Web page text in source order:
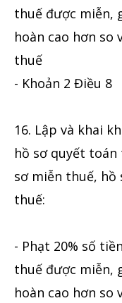
thuế được miễn,
hoàn cao hơn so
thuế
- Khoản 2 Điều 8
16. Lập và khai
hồ sơ quyết
sơ miễn thuế, hồ
thuế:
- Phạt 20% số
thuế được miễn,
hoàn cao hơn so